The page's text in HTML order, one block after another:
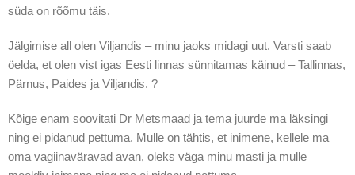
süda on rõõmu täis.
Jälgimise all olen Viljandis – minu jaoks midagi uut. Varsti saab
öelda, et olen vist igas Eesti linnas sünnitamas käinud – Tallinnas,
Pärnus, Paides ja Viljandis. ?
Kõige enam soovitati Dr Metsmaad ja tema juurde ma läksingi
ning ei pidanud pettuma. Mulle on tähtis, et inimene, kellele ma
oma vagiinaväravad avan, oleks väga minu masti ja mulle